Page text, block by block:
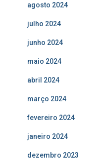
agosto 2024
julho 2024
junho 2024
maio 2024
abril 2024
março 2024
fevereiro 2024
janeiro 2024
dezembro 2023